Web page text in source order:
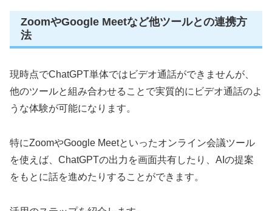
ZoomやGoogle Meetなど他ツールとの連携方
法
現時点でChatGPT単体ではビデオ通話ができませんが、
他のツールと組み合わせることで実質的にビデオ通話のよ
うな体験が可能になります。
特にZoomやGoogle Meetといったオンライン会議ツール
を使えば、ChatGPTの出力を画面共有したり、AIの提案
をもとに話を進めたりすることができます。